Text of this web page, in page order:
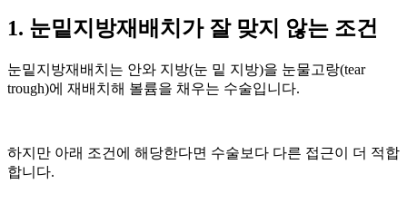
1. 눈밑지방재배치가 잘 맞지 않는 조건
눈밑지방재배치는 안와 지방(눈 밑 지방)을 눈물고랑(tear
trough)에 재배치해 볼륨을 채우는 수술입니다.
하지만 아래 조건에 해당한다면 수술보다 다른 접근이 더 적합
합니다.